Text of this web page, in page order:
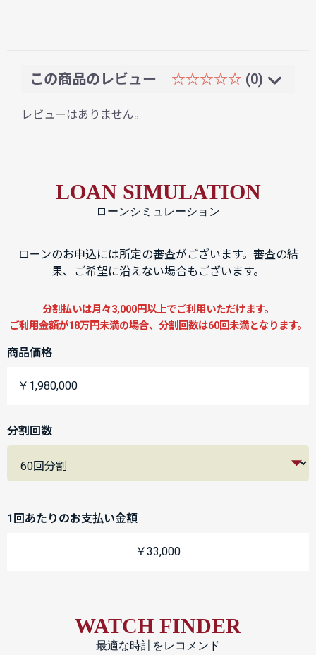
この商品のレビュー ☆☆☆☆☆ (0)
レビューはありません。
LOAN SIMULATION
ローンシミュレーション
ローンのお申込には所定の審査がございます。審査の結
果、ご希望に沿えない場合もございます。
分割払いは月々3,000円以上でご利用いただけます。
ご利用金額が18万円未満の場合、分割回数は60回未満となります。
商品価格
￥1,980,000
分割回数
1回あたりのお支払い金額
￥33,000
WATCH FINDER
最適な時計をレコメンド